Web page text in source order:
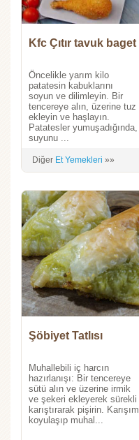
Kfc Çıtır tavuk baget
Öncelikle yarım kilo
patatesin kabuklarını
soyun ve dilimleyin. Bir
tencereye alın, üzerine tuz
ekleyin ve haşlayın.
Patatesler yumuşadığında,
suyunu ...
Diğer Et Yemekleri »»
Şöbiyet Tatlısı
Muhallebili iç harcın
hazırlanışı: Bir tencereye
sütü alın ve üzerine irmik
ve şekeri ekleyerek sürekli
karıştırarak pişirin. Karışım
koyulaşıp muhal...